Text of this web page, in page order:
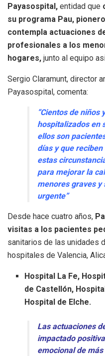
Payasospital, entidad que
su programa Pau,
contempla actuaciones
profesionales a los
hogares, junto al equipo
Sergio Claramunt, director
Payasospital, comenta:
“Cientos de niños
hospitalizados en
ellos son
días y que
estas
para mejorar la
menores graves
urgente”
Desde hace cuatro años,
visitas a los pacientes
sanitarios de las unidades
hospitales de Valencia,
Hospital La Fe,
de Castellón,
Hospital de Elche.
Las actuaciones
impactado
emocional de